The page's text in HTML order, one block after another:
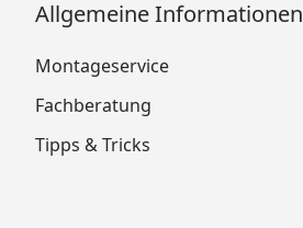
Allgemeine Informationen
Montageservice
Fachberatung
Tipps & Tricks